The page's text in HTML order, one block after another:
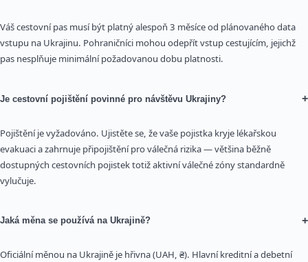
Váš cestovní pas musí být platný alespoň 3 měsíce od plánovaného data
vstupu na Ukrajinu. Pohraničníci mohou odepřít vstup cestujícím, jejichž
pas nesplňuje minimální požadovanou dobu platnosti.
Je cestovní pojištění povinné pro návštěvu Ukrajiny? +
Pojištění je vyžadováno. Ujistěte se, že vaše pojistka kryje lékařskou
evakuaci a zahrnuje připojištění pro válečná rizika — většina běžně
dostupných cestovních pojistek totiž aktivní válečné zóny standardně
vylučuje.
Jaká měna se používá na Ukrajině? +
Oficiální měnou na Ukrajině je hřivna (UAH, ₴). Hlavní kreditní a debetní